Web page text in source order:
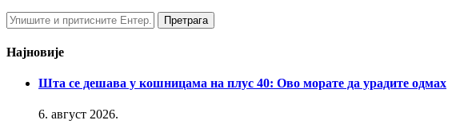
Најновије
Шта се дешава у кошницама на плус 40: Ово морате да урадите одмах
6. август 2026.